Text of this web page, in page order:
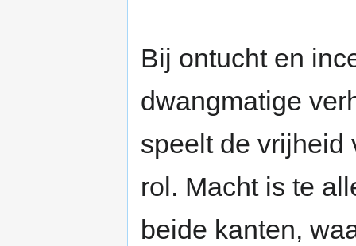
Bij ontucht en
dwangmatige
speelt de vrijheid
rol. Macht is te
beide kanten,